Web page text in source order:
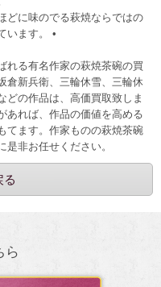
どに味のでる萩焼ならではの
います。 •
れる有名作家の萩焼茶碗の買
倉新兵衛、三輪休雪、三輪休
どの作品は、高価買取致しま
あれば、作品の価値を高める
てます。作家ものの萩焼茶碗
非お任せください。
る
ら